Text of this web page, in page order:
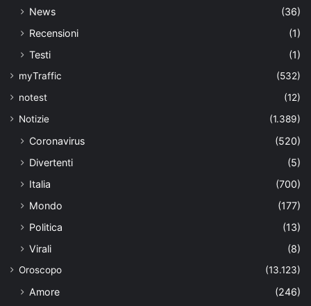
News
(36)
Recensioni
(1)
Testi
(1)
myTraffic
(532)
notest
(12)
Notizie
(1.389)
Coronavirus
(520)
Divertenti
(5)
Italia
(700)
Mondo
(177)
Politica
(13)
Virali
(8)
Oroscopo (13.123)
Amore
(246)